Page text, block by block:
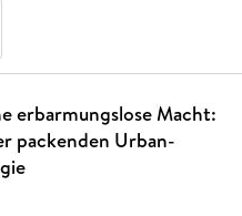
erbarmungslose Macht:
packenden Urban-